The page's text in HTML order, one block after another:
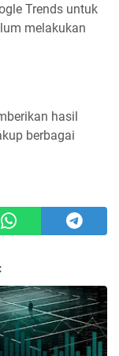
Trends untuk
melakukan
hasil
berbagai